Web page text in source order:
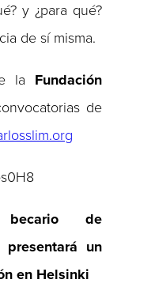
y ¿para qué?
de sí misma.
la Fundación
de
de
presentará un
en Helsinki